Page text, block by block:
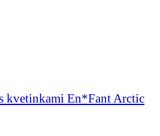
kvetinkami En*Fant Arctic